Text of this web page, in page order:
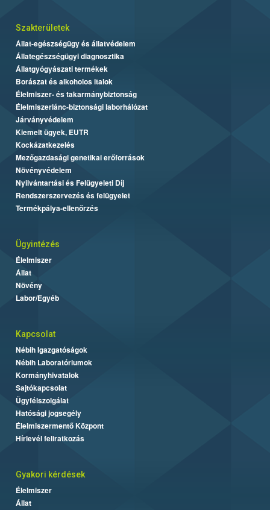
Szakterületek
Állat-egészségügy és állatvédelem
Állategészségügyi diagnosztika
Állatgyógyászati termékek
Borászat és alkoholos italok
Élelmiszer- és takarmánybiztonság
Élelmiszerlánc-biztonsági laborhálózat
Járványvédelem
Kiemelt ügyek, EUTR
Kockázatkezelés
Mezőgazdasági genetikai erőforrások
Növényvédelem
Nyilvántartási és Felügyeleti Díj
Rendszerszervezés és felügyelet
Termékpálya-ellenőrzés
Ügyintézés
Élelmiszer
Állat
Növény
Labor/Egyéb
Kapcsolat
Nébih Igazgatóságok
Nébih Laboratóriumok
Kormányhivatalok
Sajtókapcsolat
Ügyfélszolgálat
Hatósági jogsegély
Élelmiszermentő Központ
Hírlevél feliratkozás
Gyakori kérdések
Élelmiszer
Állat